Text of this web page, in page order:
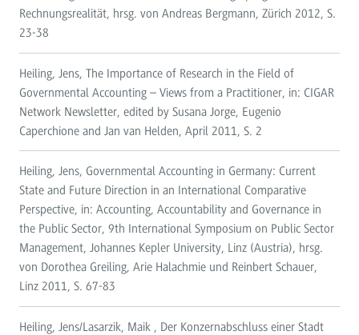
Rechnungsrealität, hrsg. von Andreas Bergmann, Zürich 2012, S.
23-38
Heiling, Jens, The Importance of Research in the Field of
Governmental Accounting – Views from a Practitioner, in: CIGAR
Network Newsletter, edited by Susana Jorge, Eugenio
Caperchione and Jan van Helden, April 2011, S. 2
Heiling, Jens, Governmental Accounting in Germany: Current
State and Future Direction in an International Comparative
Perspective, in: Accounting, Accountability and Governance in
the Public Sector, 9th International Symposium on Public Sector
Management, Johannes Kepler University, Linz (Austria), hrsg.
von Dorothea Greiling, Arie Halachmie und Reinbert Schauer,
Linz 2011, S. 67-83
Heiling, Jens/Lasarzik, Maik , Der Konzernabschluss einer Stadt